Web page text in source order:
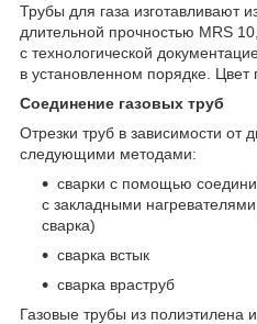
Трубы для газа изготавливают
длительной прочностью MRS
с технологической
в установленном порядке. Цвет
Соединение газовых труб
Отрезки труб в зависимости от
следующими методами:
сварки с помощью
с закладными
сварка)
сварка встык
сварка враструб
Газовые трубы из полиэтилена